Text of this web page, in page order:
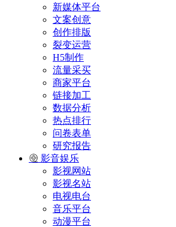
新媒体平台
文案创意
创作排版
裂变运营
H5制作
流量采买
商家平台
链接加工
数据分析
热点排行
问卷表单
研究报告
影音娱乐
影视网站
影视名站
电视电台
音乐平台
动漫平台